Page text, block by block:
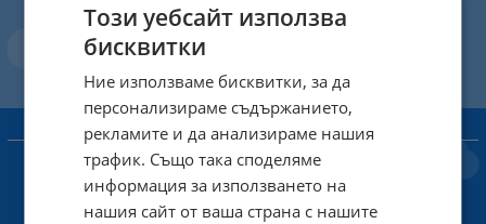
ИНФОРМАЦИЯ
Доставка и плащане
Общи условия за ползване
Този уебсайт използва
бисквитки
Ние използваме бисквитки, за да
персонализираме съдържанието,
рекламите и да анализираме нашия
трафик. Също така споделяме
информация за използването на
нашия сайт от ваша страна с нашите